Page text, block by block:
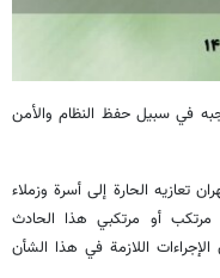
في سبيل حفظ النظام والأمن
تعازيه الحارة إلى أسرة وزملاء
أو مرتكبي هذا الحادث
اللازمة في هذا الشأن